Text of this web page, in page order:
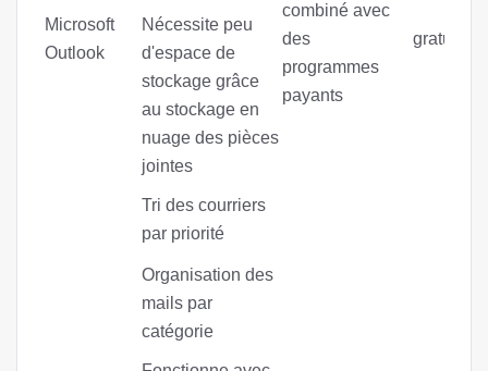
Microsoft
Outlook
Nécessite peu
d'espace de
stockage grâce
au stockage en
nuage des pièces
jointes
Tri des courriers
par priorité
combiné avec
des
programmes
payants
Organisation des
mails par
catégorie